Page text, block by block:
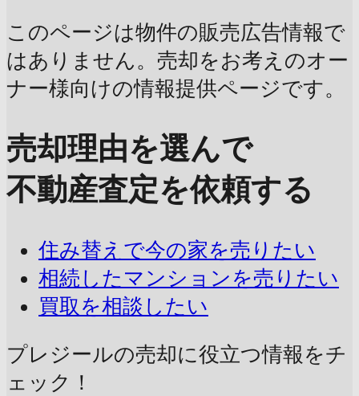
このページは物件の販売広告情報で
はありません。売却をお考えのオー
ナー様向けの情報提供ページです。
売却理由を選んで
不動産査定を依頼する
住み替えで今の家を売りたい
相続したマンションを売りたい
買取を相談したい
プレジールの売却に役立つ情報をチ
ェック！